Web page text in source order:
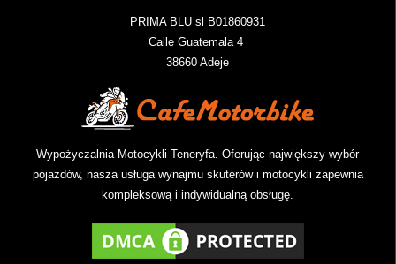
PRIMA BLU sl B01860931
Calle Guatemala 4
38660 Adeje
Wypożyczalnia Motocykli Teneryfa. Oferując największy wybór
pojazdów, nasza usługa wynajmu skuterów i motocykli zapewnia
kompleksową i indywidualną obsługę.